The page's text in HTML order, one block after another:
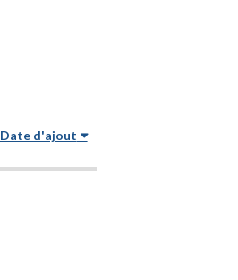
Date d'ajout